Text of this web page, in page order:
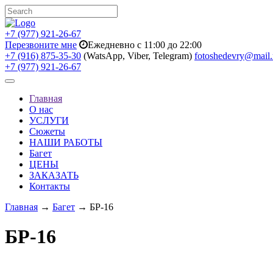
+7 (977) 921-26-67
Перезвоните мне
Ежедневно с 11:00 до 22:00
+7 (916) 875-35-30 (WatsApp, Viber, Telegram)
+7 (977) 921-26-67
Toggle
navigationГлавная
О нас
УСЛУГИ
Сюжеты
НАШИ РАБОТЫ
Багет
ЦЕНЫ
ЗАКАЗАТЬ
Контакты
Главная → Багет → БР-16
БР-16